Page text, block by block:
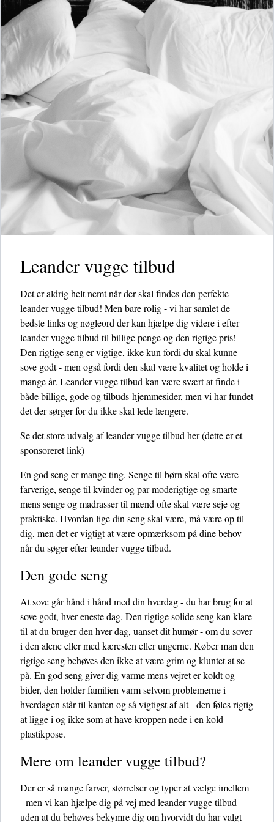
Leander vugge tilbud
Det er aldrig helt nemt når der skal findes den perfekte
leander vugge tilbud! Men bare rolig - vi har samlet de
bedste links og nøgleord der kan hjælpe dig videre i efter
leander vugge tilbud til billige penge og den rigtige pris!
Den rigtige seng er vigtige, ikke kun fordi du skal kunne
sove godt - men også fordi den skal være kvalitet og holde i
mange år. Leander vugge tilbud kan være svært at finde i
både billige, gode og tilbuds-hjemmesider, men vi har fundet
det der sørger for du ikke skal lede længere.
Se det store udvalg af leander vugge tilbud her(dette er et
sponsoreret link)
En god seng er mange ting. Senge til børn skal ofte være
farverige, senge til kvinder og par moderigtige og smarte -
mens senge og madrasser til mænd ofte skal være seje og
praktiske. Hvordan lige din seng skal være, må være op til
dig, men det er vigtigt at være opmærksom på dine behov
når du søger efter leander vugge tilbud.
Den gode seng
At sove går hånd i hånd med din hverdag - du har brug for at
sove godt, hver eneste dag. Den rigtige solide seng kan klare
til at du bruger den hver dag, uanset dit humør - om du sover
i den alene eller med kæresten eller ungerne. Køber man den
rigtige seng behøves den ikke at være grim og kluntet at se
på. En god seng giver dig varme mens vejret er koldt og
bider, den holder familien varm selvom problemerne i
hverdagen står til kanten og så vigtigst af alt - den føles rigtig
at ligge i og ikke som at have kroppen nede i en kold
plastikpose.
Mere om leander vugge tilbud?
Der er så mange farver, størrelser og typer at vælge imellem
- men vi kan hjælpe dig på vej med leander vugge tilbud
uden at du behøves bekymre dig om hvorvidt du har valgt